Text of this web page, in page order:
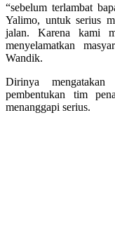
“sebelum terlambat
Yalimo, untuk serius
jalan. Karena kami
menyelamatkan
Wandik.
Dirinya
pembentukan tim
menanggapi serius.